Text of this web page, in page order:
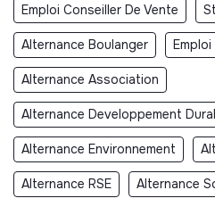
Emploi Conseiller De Vente
Alternance Boulanger
Alternance Association
Alternance Developpement
Alternance Environnement
Alternance RSE Alternance